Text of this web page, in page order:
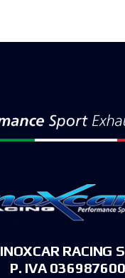
INOXCAR RACING
P. IVA